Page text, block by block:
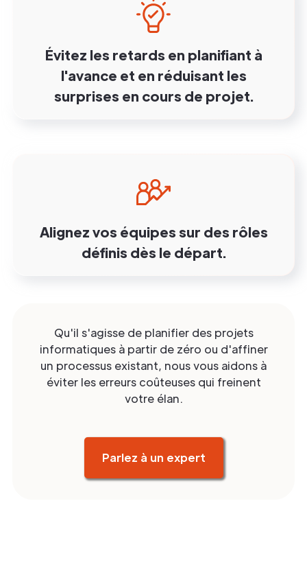
Évitez les retards en planifiant à
l'avance et en réduisant les
surprises en cours de projet.
Alignez vos équipes sur des rôles
définis dès le départ.
Qu'il s'agisse de planifier des projets
informatiques à partir de zéro ou d'affiner
un processus existant, nous vous aidons à
éviter les erreurs coûteuses qui freinent
votre élan.
Parlez à un expert